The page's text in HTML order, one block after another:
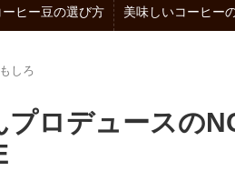
ーヒー豆の選び方 美味しいコーヒー
しろ
プロデュース